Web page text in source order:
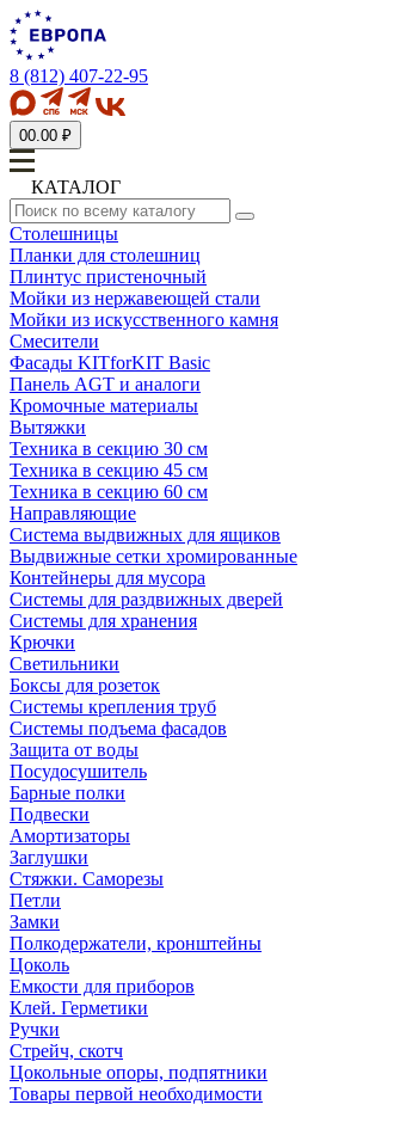
8 (812) 407-22-95
00.00 ₽
КАТАЛОГ
Столешницы
Планки для столешниц
Плинтус пристеночный
Мойки из нержавеющей стали
Мойки из искусственного камня
Смесители
Фасады KITforKIT Basic
Панель AGT и аналоги
Кромочные материалы
Вытяжки
Техника в секцию 30 см
Техника в секцию 45 см
Техника в секцию 60 см
Направляющие
Система выдвижных для ящиков
Выдвижные сетки хромированные
Контейнеры для мусора
Системы для раздвижных дверей
Системы для хранения
Крючки
Светильники
Боксы для розеток
Системы крепления труб
Системы подъема фасадов
Защита от воды
Посудосушитель
Барные полки
Подвески
Амортизаторы
Заглушки
Стяжки. Саморезы
Петли
Замки
Полкодержатели, кронштейны
Цоколь
Емкости для приборов
Клей. Герметики
Ручки
Стрейч, скотч
Цокольные опоры, подпятники
Товары первой необходимости